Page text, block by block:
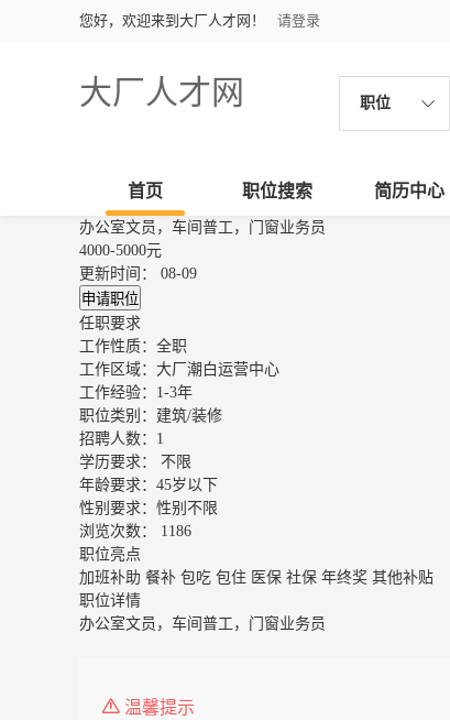
您好，欢迎来到大厂人才网！ 请登录
大厂人才网 职位
首页 职位搜索 简历中心
办公室文员，车间普工，门窗业务员
4000-5000元
更新时间： 08-09
申请职位
任职要求
工作性质： 全职
工作区域： 大厂潮白运营中心
工作经验： 1-3年
职位类别： 建筑/装修
招聘人数： 1
学历要求：
不限
年龄要求： 45岁以下
性别要求： 性别不限
浏览次数：
1186
职位亮点
加班补助 餐补 包吃 包住 医保 社保 年终奖 其他补贴
职位详情
办公室文员，车间普工，门窗业务员
温馨提示